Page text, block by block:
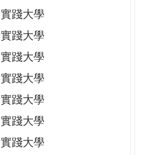
實踐大學
實踐大學
實踐大學
實踐大學
實踐大學
實踐大學
實踐大學